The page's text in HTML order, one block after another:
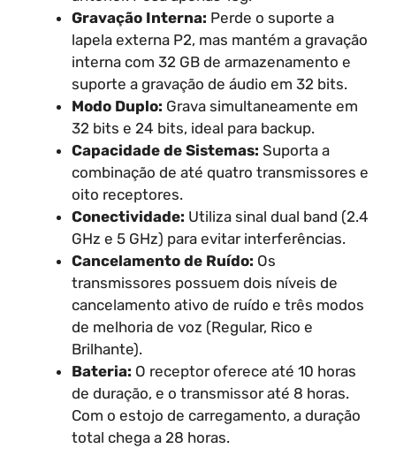
Gravação Interna: Perde o suporte a
lapela externa P2, mas mantém a gravação
interna com 32 GB de armazenamento e
suporte a gravação de áudio em 32 bits.
Modo Duplo: Grava simultaneamente em
32 bits e 24 bits, ideal para backup.
Capacidade de Sistemas: Suporta a
combinação de até quatro transmissores e
oito receptores.
Conectividade: Utiliza sinal dual band (2.4
GHz e 5 GHz) para evitar interferências.
Cancelamento de Ruído: Os
transmissores possuem dois níveis de
cancelamento ativo de ruído e três modos
de melhoria de voz (Regular, Rico e
Brilhante).
Bateria: O receptor oferece até 10 horas
de duração, e o transmissor até 8 horas.
Com o estojo de carregamento, a duração
total chega a 28 horas.